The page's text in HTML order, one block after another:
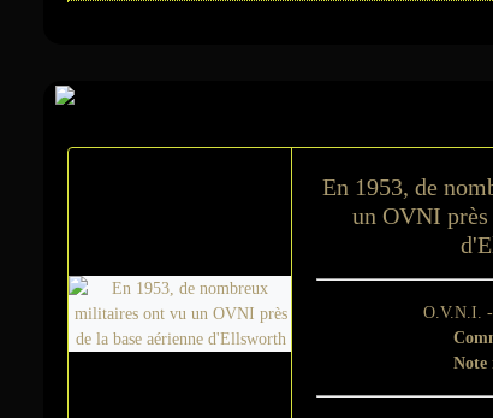
En 1953, de
un OVNI près
O.V.N.I. -
Note